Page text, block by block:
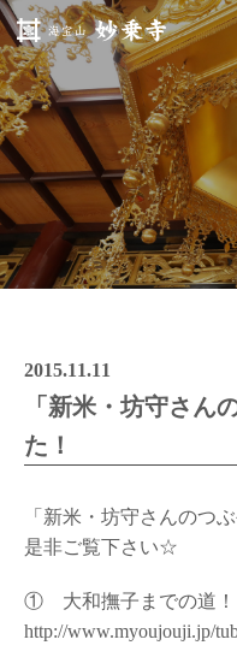
2015.11.11
「新米・坊守さん
た！
「新米・坊守さんのつ
是非ご覧下さい☆
① 大和撫子までの道！
http://www.myoujouji.jp/